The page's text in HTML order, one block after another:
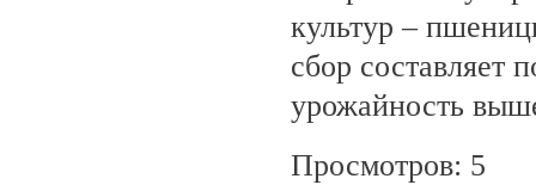
культур –
сбор составляет
урожайность
Просмотров: 5